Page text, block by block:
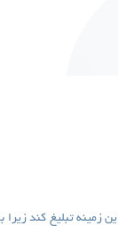
زمینه تبلیغ کند